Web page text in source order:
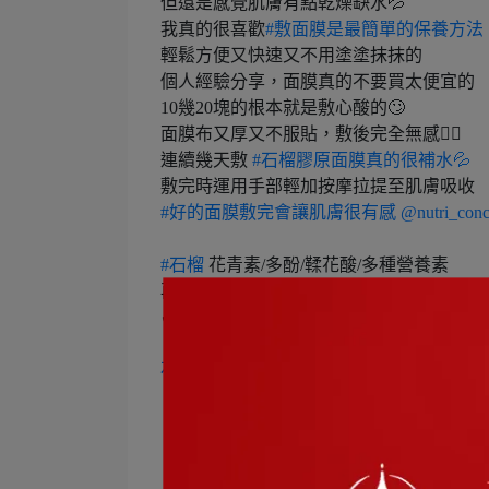
我真的很喜歡#敷面膜是最簡單的保養方法
輕鬆方便又快速又不用塗塗抹抹的
個人經驗分享，面膜真的不要買太便宜的
10幾20塊的根本就是敷心酸的🙄
面膜布又厚又不服貼，敷後完全無感😮‍💨
連續幾天敷 #石榴膠原面膜真的很補水💦
敷完時運用手部輕加按摩拉提至肌膚吸收
#好的面膜敷完會讓肌膚很有感
#石榴 花青素/多酚/鞣花酸/多種營養素
再加上95% 高潤澤玻尿酸
✔美顏 ✔水潤 ✔亮白 ✔彈力 ✔舒緩
石榴膠原面膜//女性專屬紅寶石🔗